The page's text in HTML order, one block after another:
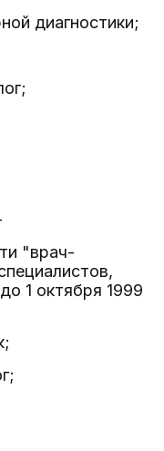
диагностики;
"врач-
1 октября 1999